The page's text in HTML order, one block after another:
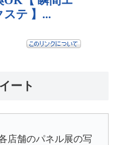
ート
店舗のパネル展の写